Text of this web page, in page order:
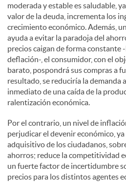
moderada y estable es saludable,
valor de la deuda, incrementa los
crecimiento económico. Además,
ayuda a evitar la paradoja del
precios caigan de forma constante
deflación-, el consumidor, con el
barato, pospondrá sus compras a
resultado, se reduciría la demanda
inmediato de una caída de la
ralentización económica.
Por el contrario, un nivel de
perjudicar el devenir económico,
adquisitivo de los ciudadanos,
ahorros; reduce la competitividad
un fuerte factor de incertidumbre
precios para los distintos agentes